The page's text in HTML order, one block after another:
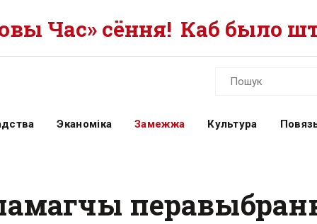
Час» сёння! Каб было
Эканоміка Замежжа Культура